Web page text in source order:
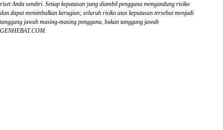
riset Anda sendiri. Setiap keputusan yang diambil pengguna mengandung risiko
dan dapat menimbulkan kerugian; seluruh risiko atas keputusan tersebut menjadi
tanggung jawab masing-masing pengguna, bukan tanggung jawab
GENHEBAT.COM.